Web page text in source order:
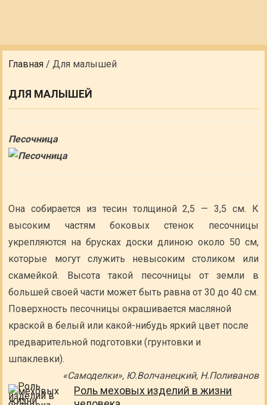
Главная /Для малышей
ДЛЯ МАЛЫШЕЙ
Песочница
Она собирается из тесин толщиной 2,5 — 3,5 см. К
высоким частям боковых стенок песочницы
укрепляются на брусках доски длиною около 50 см,
которые могут служить невысоким столиком или
скамейкой. Высота такой песочницы от земли в
большей своей части может быть равна от 30 до 40 см.
Поверхность песочницы окрашивается масляной
краской в белый или какой-нибудь яркий цвет после
предварительной подготовки (грунтовки и
шпаклевки).
«Самоделки», Ю.Волчанецкий, Н.Поливанов
Роль меховых изделий в жизни